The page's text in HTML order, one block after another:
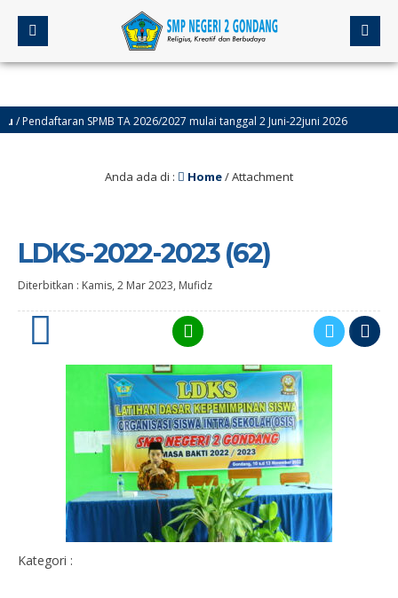
SPMB TA 2026/2027 mulai tanggal 2 Juni-22juni 2026
Anda ada di : Home/ Attachment
LDKS-2022-2023 (62)
Diterbitkan : Kamis, 2 Mar 2023, Mufidz
Kategori :